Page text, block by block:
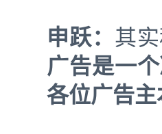
申跃： 其
广告是一
各位广告